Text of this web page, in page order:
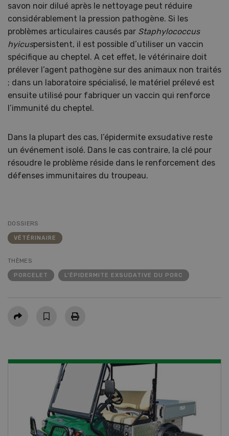
savon noir dilué après le nettoyage peut réduire
considérablement la pression pathogène. Si les
problèmes articulaires causés par Staphylococcus
hyicuspersistent, il est possible d’utiliser un vaccin
spécifique au cheptel. A cet effet, le vétérinaire doit
prélever l’agent pathogène sur des animaux non traités
; dans un laboratoire spécialisé, le matériel prélevé est
ensuite utilisé pour fabriquer un vaccin qui renforce
l’immunité du cheptel.
Dans la plupart des cas, l’épidermite exsudative reste
un événement isolé. Dans le cas contraire, la clé pour
résoudre le problème réside dans le renforcement des
défenses immunitaires du troupeau.
DOSSIERS
VÉTÉRINAIRE
THÈMES
PORCELET L’ÉPIDERMITE EXSUDATIVE DU PORC
Partager